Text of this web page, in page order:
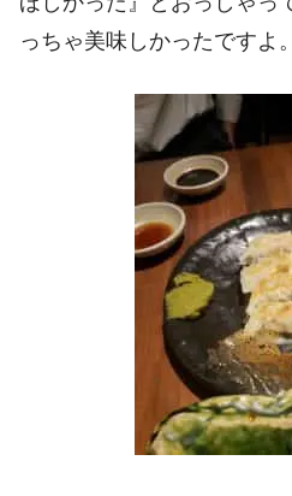
っちゃ美味しかったですよ。